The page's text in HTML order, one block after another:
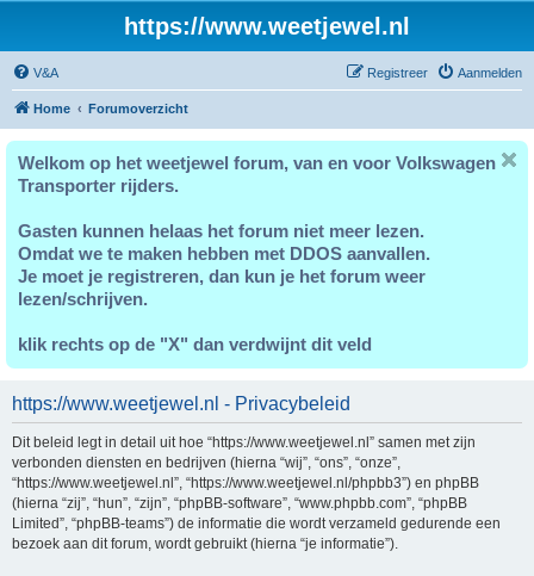
https://www.weetjewel.nl
V&A Aanmelden
Registreer
Home Forumoverzicht
Welkom op het weetjewel forum, van en voor Volkswagen
Transporter rijders.
Gasten kunnen helaas het forum niet meer lezen.
Omdat we te maken hebben met DDOS aanvallen.
Je moet je registreren, dan kun je het forum weer
lezen/schrijven.
klik rechts op de "X" dan verdwijnt dit veld
https://www.weetjewel.nl - Privacybeleid
Dit beleid legt in detail uit hoe “https://www.weetjewel.nl” samen met zijn
verbonden diensten en bedrijven (hierna “wij”, “ons”, “onze”,
“https://www.weetjewel.nl”, “https://www.weetjewel.nl/phpbb3”) en phpBB
(hierna “zij”, “hun”, “zijn”, “phpBB-software”, “www.phpbb.com”, “phpBB
Limited”, “phpBB-teams”) de informatie die wordt verzameld gedurende een
bezoek aan dit forum, wordt gebruikt (hierna “je informatie”).